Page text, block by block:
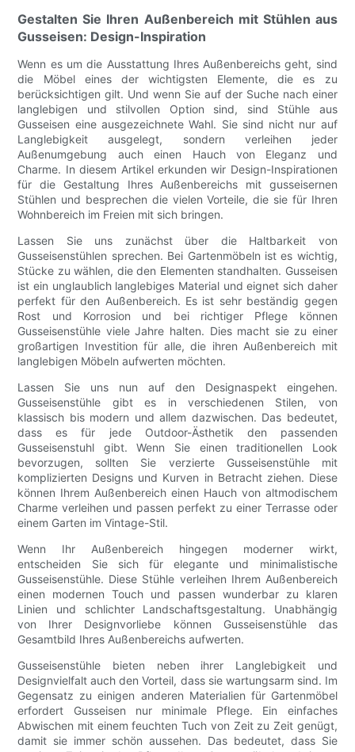
Gestalten Sie Ihren Außenbereich mit Stühlen aus
Gusseisen: Design-Inspiration
Wenn es um die Ausstattung Ihres Außenbereichs geht, sind
die Möbel eines der wichtigsten Elemente, die es zu
berücksichtigen gilt. Und wenn Sie auf der Suche nach einer
langlebigen und stilvollen Option sind, sind Stühle aus
Gusseisen eine ausgezeichnete Wahl. Sie sind nicht nur auf
Langlebigkeit ausgelegt, sondern verleihen jeder
Außenumgebung auch einen Hauch von Eleganz und
Charme. In diesem Artikel erkunden wir Design-Inspirationen
für die Gestaltung Ihres Außenbereichs mit gusseisernen
Stühlen und besprechen die vielen Vorteile, die sie für Ihren
Wohnbereich im Freien mit sich bringen.
Lassen Sie uns zunächst über die Haltbarkeit von
Gusseisenstühlen sprechen. Bei Gartenmöbeln ist es wichtig,
Stücke zu wählen, die den Elementen standhalten. Gusseisen
ist ein unglaublich langlebiges Material und eignet sich daher
perfekt für den Außenbereich. Es ist sehr beständig gegen
Rost und Korrosion und bei richtiger Pflege können
Gusseisenstühle viele Jahre halten. Dies macht sie zu einer
großartigen Investition für alle, die ihren Außenbereich mit
langlebigen Möbeln aufwerten möchten.
Lassen Sie uns nun auf den Designaspekt eingehen.
Gusseisenstühle gibt es in verschiedenen Stilen, von
klassisch bis modern und allem dazwischen. Das bedeutet,
dass es für jede Outdoor-Ästhetik den passenden
Gusseisenstuhl gibt. Wenn Sie einen traditionellen Look
bevorzugen, sollten Sie verzierte Gusseisenstühle mit
komplizierten Designs und Kurven in Betracht ziehen. Diese
können Ihrem Außenbereich einen Hauch von altmodischem
Charme verleihen und passen perfekt zu einer Terrasse oder
einem Garten im Vintage-Stil.
Wenn Ihr Außenbereich hingegen moderner wirkt,
entscheiden Sie sich für elegante und minimalistische
Gusseisenstühle. Diese Stühle verleihen Ihrem Außenbereich
einen modernen Touch und passen wunderbar zu klaren
Linien und schlichter Landschaftsgestaltung. Unabhängig
von Ihrer Designvorliebe können Gusseisenstühle das
Gesamtbild Ihres Außenbereichs aufwerten.
Gusseisenstühle bieten neben ihrer Langlebigkeit und
Designvielfalt auch den Vorteil, dass sie wartungsarm sind. Im
Gegensatz zu einigen anderen Materialien für Gartenmöbel
erfordert Gusseisen nur minimale Pflege. Ein einfaches
Abwischen mit einem feuchten Tuch von Zeit zu Zeit genügt,
damit sie immer schön aussehen. Das bedeutet, dass Sie